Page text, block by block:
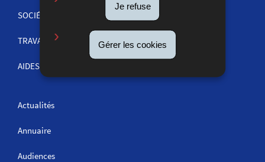
Je refuse
Gérer les cookies
SOCIÉTÉS ET COMMERCE
TRAVAIL
AIDES ET INFORMATIONS
Actualités
Annuaire
Audiences